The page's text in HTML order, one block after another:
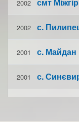
2002 смт
2002 с.
2001 с.
2001 с.